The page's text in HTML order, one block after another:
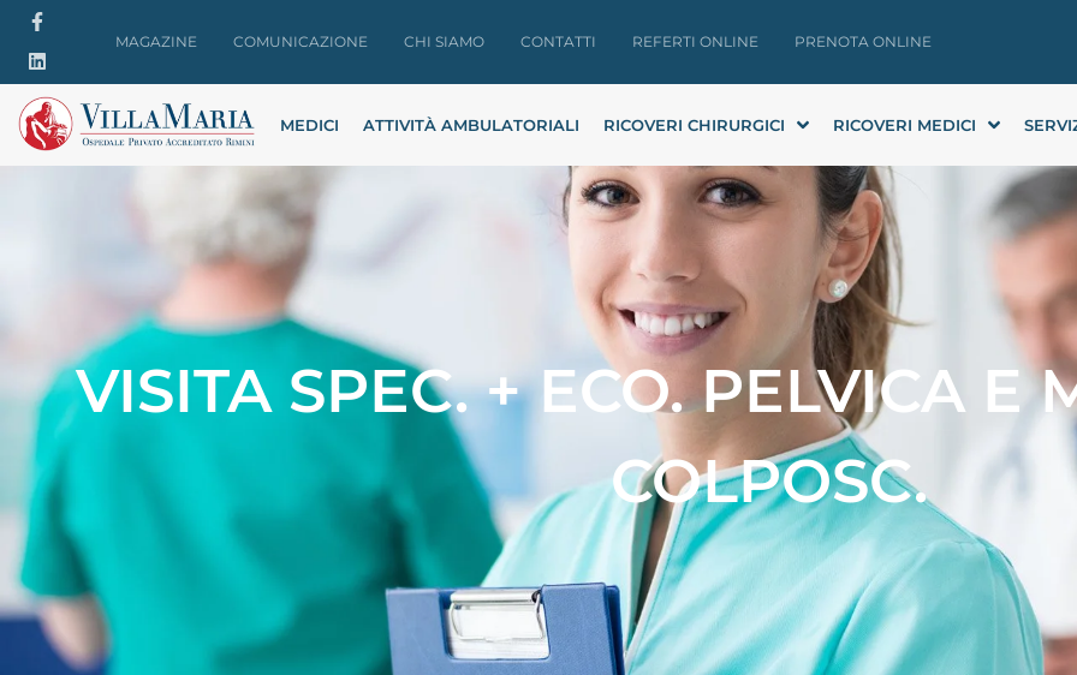
MAGAZINE COMUNICAZIONE CHI SIAMO CONTATTI REFERTI ONLINE PRENOTA ONLINE
MEDICI ATTIVITÀ AMBULATORIALI RICOVERI CHIRURGICI RICOVERI MEDICI
VISITA SPEC. + ECO. PELVICA E
COLPOSC.